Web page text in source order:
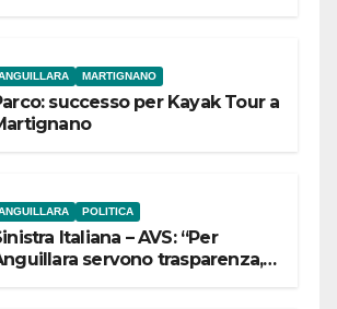
MARTIGNANO
successo per Kayak Tour a
POLITICA
Italiana – AVS: “Per
servono trasparenza,